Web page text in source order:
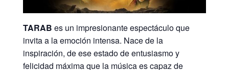
TARAB es un impresionante espectáculo que
invita a la emoción intensa. Nace de la
inspiración, de ese estado de entusiasmo y
felicidad máxima que la música es capaz de